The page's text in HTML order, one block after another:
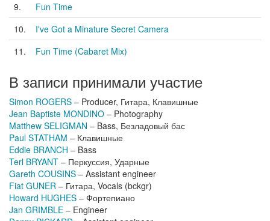
9.
Fun Time
10.
I've Got a Minature Secret Camera
11.
Fun Time (Cabaret Mix)
В записи принимали участие
Simon ROGERS – Producer, Гитара, Клавишные
Jean Baptiste MONDINO – Photography
Matthew SELIGMAN – Bass, Безладовый бас
Paul STATHAM – Клавишные
Eddie BRANCH – Bass
Terl BRYANT – Перкуссия, Ударные
Gareth COUSINS – Assistant engineer
Fiat GUNER – Гитара, Vocals (bckgr)
Howard HUGHES – Фортепиано
Jan GRIMBLE – Engineer